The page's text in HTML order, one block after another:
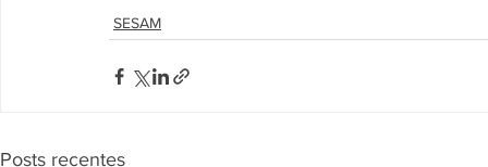
SESAM
Posts recentes